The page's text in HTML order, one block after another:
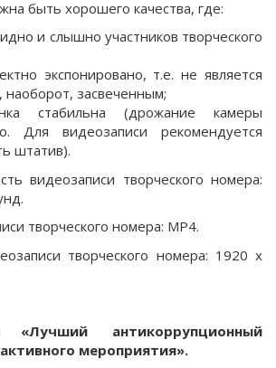
быть хорошего качества, где:
и слышно участников творческого
экспонировано, т.е. не является
засвеченным;
стабильна (дрожание камеры
Для видеозаписи рекомендуется
штатив).
видеозаписи творческого номера:
творческого номера: МР4.
творческого номера: 1920 х
«Лучший антикоррупционный
мероприятия».